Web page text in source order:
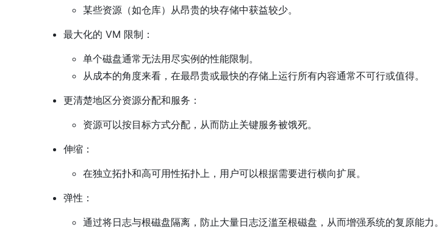
某些资源（如仓库）从昂贵的块存储中获益较少。
最大化的 VM 限制：
单个磁盘通常无法用尽实例的性能限制。
从成本的角度来看，在最昂贵或最快的存储上运行所有内容通常不可行或值得。
更清楚地区分资源分配和服务：
资源可以按目标方式分配，从而防止关键服务被饿死。
伸缩：
在独立拓扑和高可用性拓扑上，用户可以根据需要进行横向扩展。
弹性：
通过将日志与根磁盘隔离，防止大量日志泛滥至根磁盘，从而增强系统的复原能力。